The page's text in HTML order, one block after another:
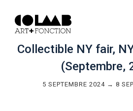
Collectible NY fair,
(Septembre,
5 SEPTEMBRE 2024 → 8